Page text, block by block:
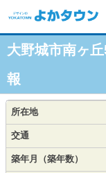
大野城市南ヶ
報
所在地
交通
築年月（築年数）